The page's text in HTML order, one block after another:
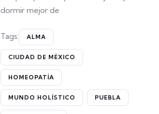
dormir mejor de
Tags: ALMA
CIUDAD DE MÉXICO
HOMEOPATÍA
MUNDO HOLÍSTICO PUEBLA